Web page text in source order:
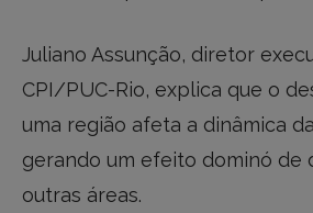
Juliano Assunção, diretor
CPI/PUC-Rio, explica que o
uma região afeta a dinâmica
gerando um efeito dominó de
outras áreas.